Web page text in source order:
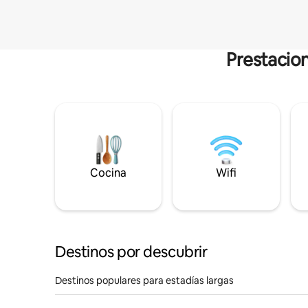
Cocina Wifi
Destinos por descubrir
Destinos populares para estadías largas